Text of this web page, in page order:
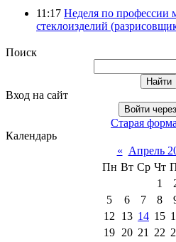
11:17 Неделя по профессии
стеклоизделий
Поиск
Вход на сайт
Войти
Старая
Календарь
« Апрель
Пн Вт Ср Чт
1
5
6 7 8
12
13 14 15
19 20 21 22